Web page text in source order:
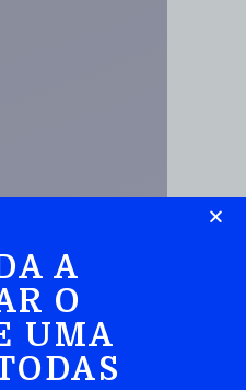
A
O
UMA